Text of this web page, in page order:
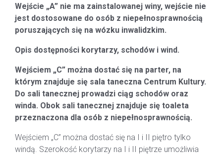
Wejście „A” nie ma zainstalowanej winy, wejście nie
jest dostosowane do osób z niepełnosprawnością
poruszających się na wózku inwalidzkim.
Opis dostępności korytarzy, schodów i wind.
Wejściem „C” można dostać się na parter, na
którym znajduje się sala taneczna Centrum Kultury.
Do sali tanecznej prowadzi ciąg schodów oraz
winda. Obok sali tanecznej znajduje się toaleta
przeznaczona dla osób z niepełnosprawnością.
Wejściem „C” można dostać się na I i II piętro tylko
windą. Szerokość korytarzy na I i II piętrze umożliwia